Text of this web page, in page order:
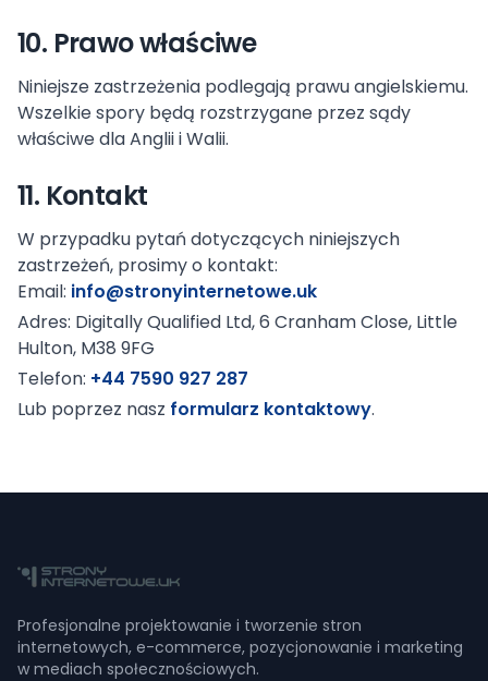
10. Prawo właściwe
Niniejsze zastrzeżenia podlegają prawu angielskiemu.
Wszelkie spory będą rozstrzygane przez sądy
właściwe dla Anglii i Walii.
11. Kontakt
W przypadku pytań dotyczących niniejszych
zastrzeżeń, prosimy o kontakt:
Email: info@stronyinternetowe.uk
Adres: Digitally Qualified Ltd, 6 Cranham Close, Little
Hulton, M38 9FG
Telefon: +44 7590 927 287
Lub poprzez nasz formularz kontaktowy.
Profesjonalne projektowanie i tworzenie stron
internetowych, e-commerce, pozycjonowanie i marketing
w mediach społecznościowych.